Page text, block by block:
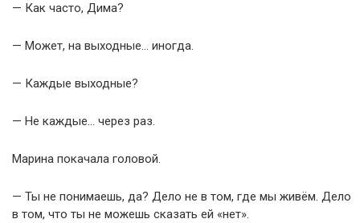
— Как часто, Дима?
— Может, на выходные… иногда.
— Каждые выходные?
— Не каждые… через раз.
Марина покачала головой.
— Ты не понимаешь, да? Дело не в том, где мы живём. Дело
в том, что ты не можешь сказать ей «нет».